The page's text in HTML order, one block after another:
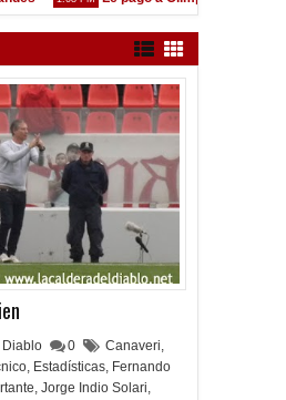
Diablo 0 Canaveri,
, Estadísticas, Fernando
, Jorge Indio Solari,